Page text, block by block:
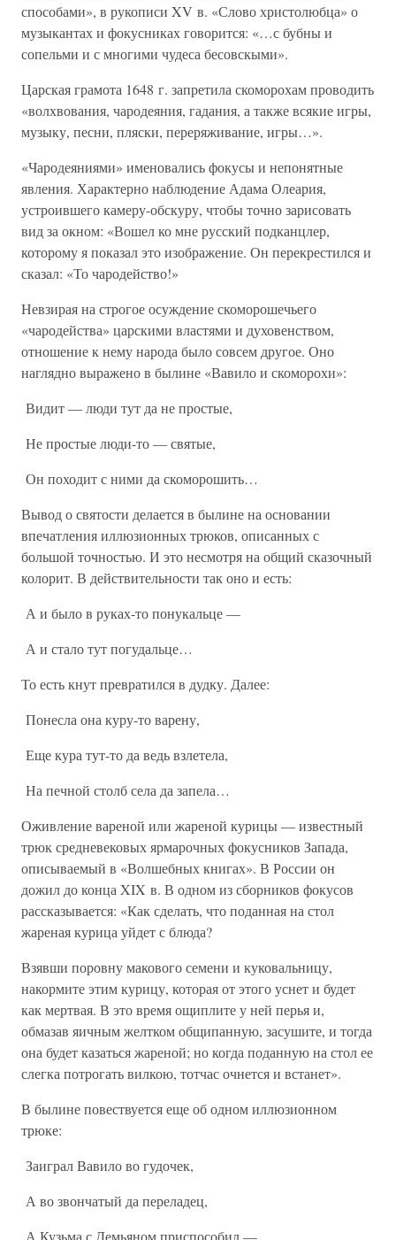
способами», в рукописи XV в. «Слово христолюбца» о
музыкантах и фокусниках говорится: «…с бубны и
сопельми и с многими чудеса бесовскыми».
Царская грамота 1648 г. запретила скоморохам проводить
«волхвования, чародеяния, гадания, а также всякие игры,
музыку, песни, пляски, переряживание, игры…».
«Чародеяниями» именовались фокусы и непонятные
явления. Характерно наблюдение Адама Олеария,
устроившего камеру-обскуру, чтобы точно зарисовать
вид за окном: «Вошел ко мне русский подканцлер,
которому я показал это изображение. Он перекрестился и
сказал: «То чародейство!»
Невзирая на строгое осуждение скоморошечьего
«чародейства» царскими властями и духовенством,
отношение к нему народа было совсем другое. Оно
наглядно выражено в былине «Вавило и скоморохи»:
Видит — люди тут да не простые,
Не простые люди-то — святые,
Он походит с ними да скоморошить…
Вывод о святости делается в былине на основании
впечатления иллюзионных трюков, описанных с
большой точностью. И это несмотря на общий сказочный
колорит. В действительности так оно и есть:
А и было в руках-то понукальце —
А и стало тут погудальце…
То есть кнут превратился в дудку. Далее:
Понесла она куру-то варену,
Еще кура тут-то да ведь взлетела,
На печной столб села да запела…
Оживление вареной или жареной курицы — известный
трюк средневековых ярмарочных фокусников Запада,
описываемый в «Волшебных книгах». В России он
дожил до конца XIX в. В одном из сборников фокусов
рассказывается: «Как сделать, что поданная на стол
жареная курица уйдет с блюда?
Взявши поровну макового семени и куковальницу,
накормите этим курицу, которая от этого уснет и будет
как мертвая. В это время ощиплите у ней перья и,
обмазав яичным желтком общипанную, засушите, и тогда
она будет казаться жареной; но когда поданную на стол ее
слегка потрогать вилкою, тотчас очнется и встанет».
В былине повествуется еще об одном иллюзионном
трюке:
Заиграл Вавило во гудочек,
А во звончатый да переладец,
А Кузьма с Демьяном приспособил —